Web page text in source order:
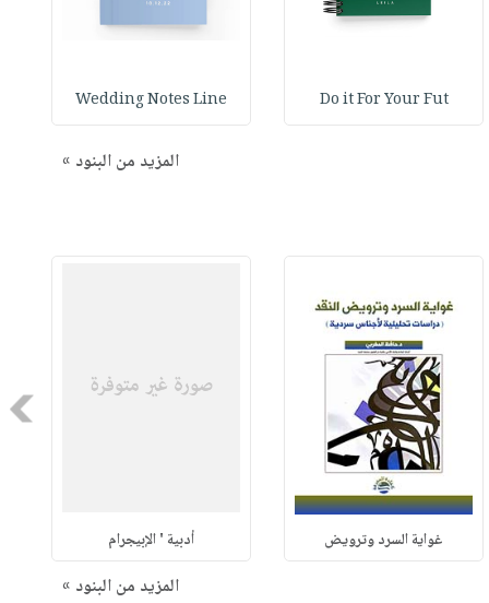
Do it For Your Fut
Wedding Notes Line
المزيد من البنود »
غواية السرد وترويض أدبية ' الإبيجرام
المزيد من البنود »